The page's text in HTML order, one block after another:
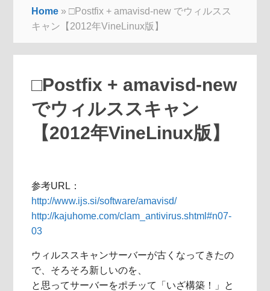
Home »□Postfix + amavisd-new でウィルスス
キャン【2012年VineLinux版】
□Postfix + amavisd-new
でウィルススキャン
【2012年VineLinux版】
参考URL：
http://www.ijs.si/software/amavisd/
http://kajuhome.com/clam_antivirus.shtml#n07-
03
ウィルススキャンサーバーが古くなってきたの
で、そろそろ新しいのを、
と思ってサーバーをポチッて「いざ構築！」と